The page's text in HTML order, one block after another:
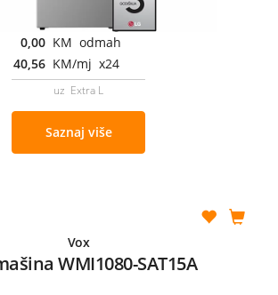
0,00 KM odmah
40,56 KM/mj x24
uz Extra L
Saznaj više
Vox
WMI1080-SAT15A